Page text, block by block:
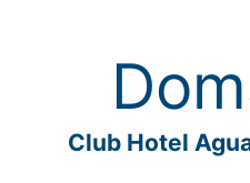
Club Hotel